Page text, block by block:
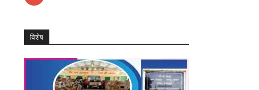
विशेष